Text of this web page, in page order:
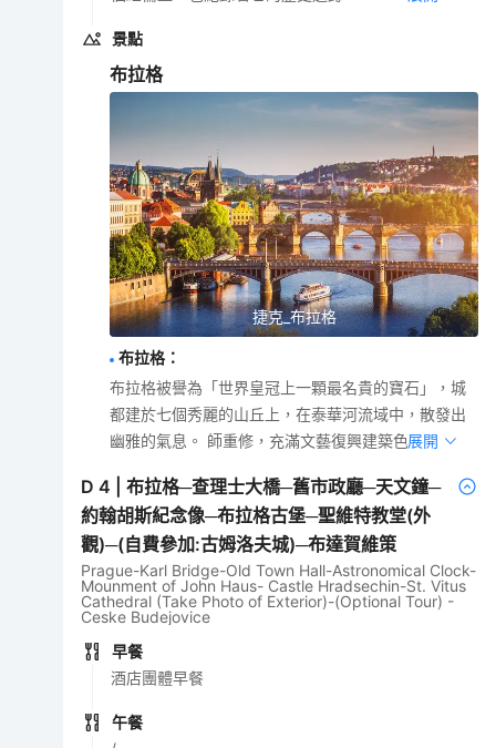
景點
布拉格
捷克_布拉格
布拉格：
布拉格被譽為「世界皇冠上一顆最名貴的寶石」，城
都建於七個秀麗的山丘上，在泰華河流域中，散發出
幽雅的氣息。 師重修，充滿文藝復興建築色彩。
展開
D4 |布拉格─查理士大橋─舊市政廳─天文鐘─
約翰胡斯紀念像─布拉格古堡─聖維特教堂(外
觀)─(自費參加:古姆洛夫城)─布達賀維策
Prague-Karl Bridge-Old Town Hall-Astronomical Clock-
Mounment of John Haus- Castle Hradsechin-St. Vitus
Cathedral (Take Photo of Exterior)-(Optional Tour) -
Ceske Budejovice
早餐
酒店團體早餐
午餐